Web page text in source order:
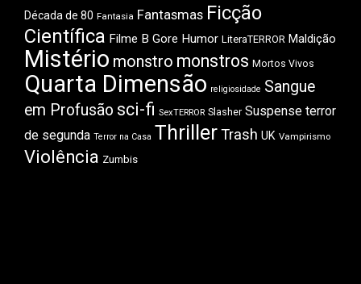
Década de 80 Fantasia Fantasmas Ficção
Científica Filme B Gore Humor LiteraTERROR Maldição
Mistério monstro monstros Mortos Vivos
Quarta Dimensão religiosidade Sangue
em Profusão sci-fi SexTERROR Slasher Suspense terror
de segunda Terror na Casa ThrillerTrash UK Vampirismo
Violência Zumbis